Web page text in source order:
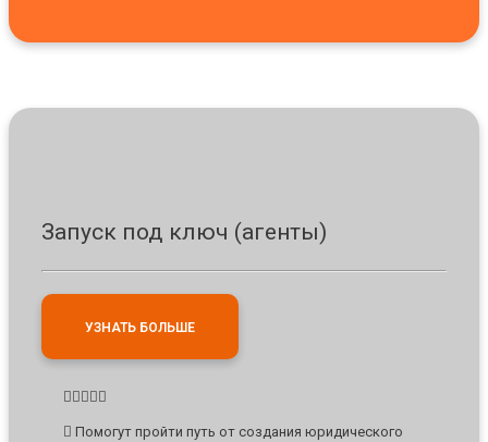
Запуск под ключ (агенты)
УЗНАТЬ БОЛЬШЕ
Помогут пройти путь от создания юридического